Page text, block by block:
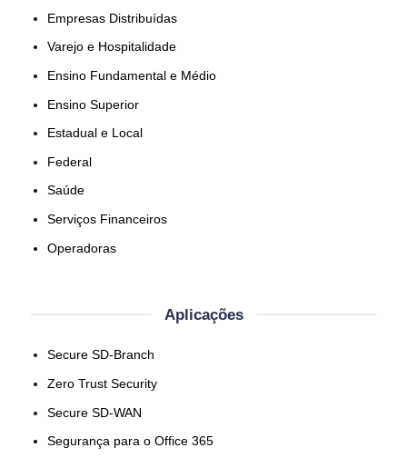
Empresas Distribuídas
Varejo e Hospitalidade
Ensino Fundamental e Médio
Ensino Superior
Estadual e Local
Federal
Saúde
Serviços Financeiros
Operadoras
Aplicações
Secure SD-Branch
Zero Trust Security
Secure SD-WAN
Segurança para o Office 365